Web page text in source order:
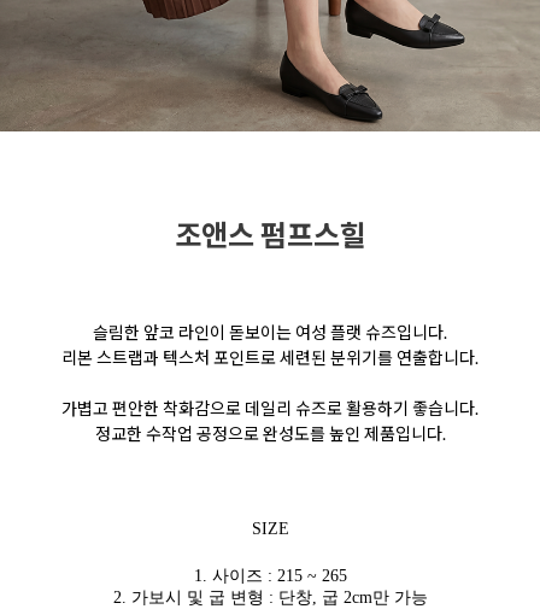
조앤스 펌프스힐
슬림한 앞코 라인이 돋보이는 여성 플랫 슈즈입니다.
리본 스트랩과 텍스처 포인트로 세련된 분위기를 연출합니다.
가볍고 편안한 착화감으로 데일리 슈즈로 활용하기 좋습니다.
정교한 수작업 공정으로 완성도를 높인 제품입니다.
SIZE
1. 사이즈 : 215 ~ 265
2. 가보시 및 굽 변형 : 단창, 굽 2cm만 가능